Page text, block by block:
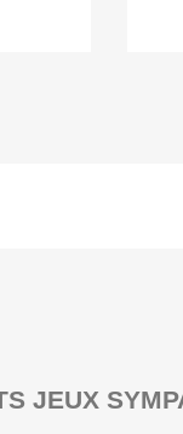
JEUX